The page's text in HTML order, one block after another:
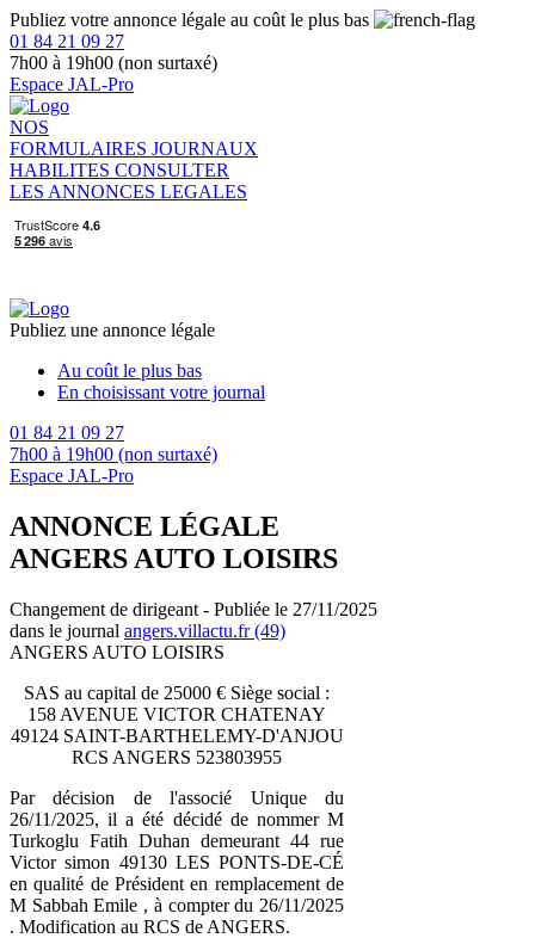
Publiez votre annonce légale au coût le plus bas
01 84 21 09 27
7h00 à 19h00 (non surtaxé)
Espace JAL-Pro
NOS
FORMULAIRES JOURNAUX
HABILITES CONSULTER
LES ANNONCES LEGALES
Publiez une annonce légale
Au coût le plus bas
En choisissant votre journal
01 84 21 09 27
7h00 à 19h00 (non surtaxé)
Espace JAL-Pro
ANNONCE LÉGALE
ANGERS AUTO LOISIRS
Changement de dirigeant - Publiée le 27/11/2025
dans le journal angers.villactu.fr (49)
ANGERS AUTO LOISIRS
SAS au capital de 25000 € Siège social :
158 AVENUE VICTOR CHATENAY
49124 SAINT-BARTHELEMY-D'ANJOU
RCS ANGERS 523803955
Par décision de l'associé Unique du
26/11/2025, il a été décidé de nommer M
Turkoglu Fatih Duhan demeurant 44 rue
Victor simon 49130 LES PONTS-DE-CÉ
en qualité de Président en remplacement de
M Sabbah Emile , à compter du 26/11/2025
. Modification au RCS de ANGERS.